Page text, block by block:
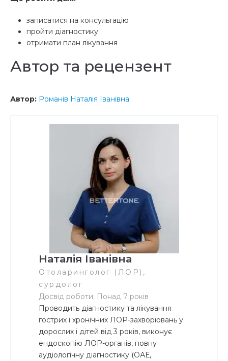
записатися на консультацію
пройти діагностику
отримати план лікування
Автор та рецензент
Автор: Романів Наталія Іванівна
Наталія Іванівна
Отоларинголог (ЛОР),
сурдолог
Досвід роботи: Понад 7 років
Проводить діагностику та лікування
гострих і хронічних ЛОР-захворювань у
дорослих і дітей від 3 років, виконує
ендоскопію ЛОР-органів, повну
аудіологічну діагностику (ОАЕ,